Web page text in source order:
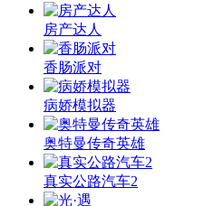
房产达人
香肠派对
病娇模拟器
奥特曼传奇英雄
真实公路汽车2